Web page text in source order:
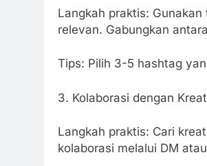
Langkah praktis:
relevan. Gabungkan
Tips: Pilih 3-5 hashtag
3. Kolaborasi dengan
Langkah praktis: Cari
kolaborasi melalui DM